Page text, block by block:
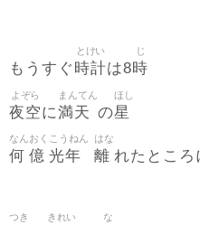
もうすぐ 時計
とけい
は8時
じ
夜空
よぞら
に満天
まんてん
の星
ほし
何
なん
億
おく
光年
こうねん
離
はな
れたところ
つき きれい な